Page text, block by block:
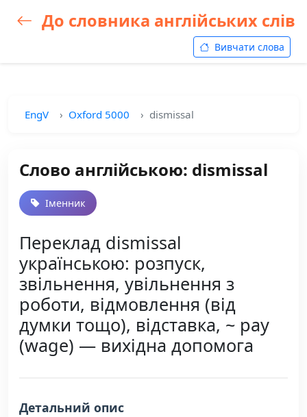
До словника англійських слів
Вивчати слова
EngV Oxford 5000 dismissal
Слово англійською: dismissal
Іменник
Переклад dismissal
українською: розпуск,
звільнення, увільнення з
роботи, відмовлення (від
думки тощо), відставка, ~ pay
(wage) — вихідна допомога
Детальний опис